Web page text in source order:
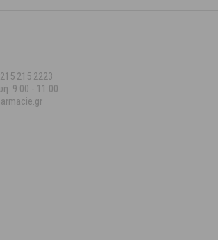
215 2223
9:00 - 11:00